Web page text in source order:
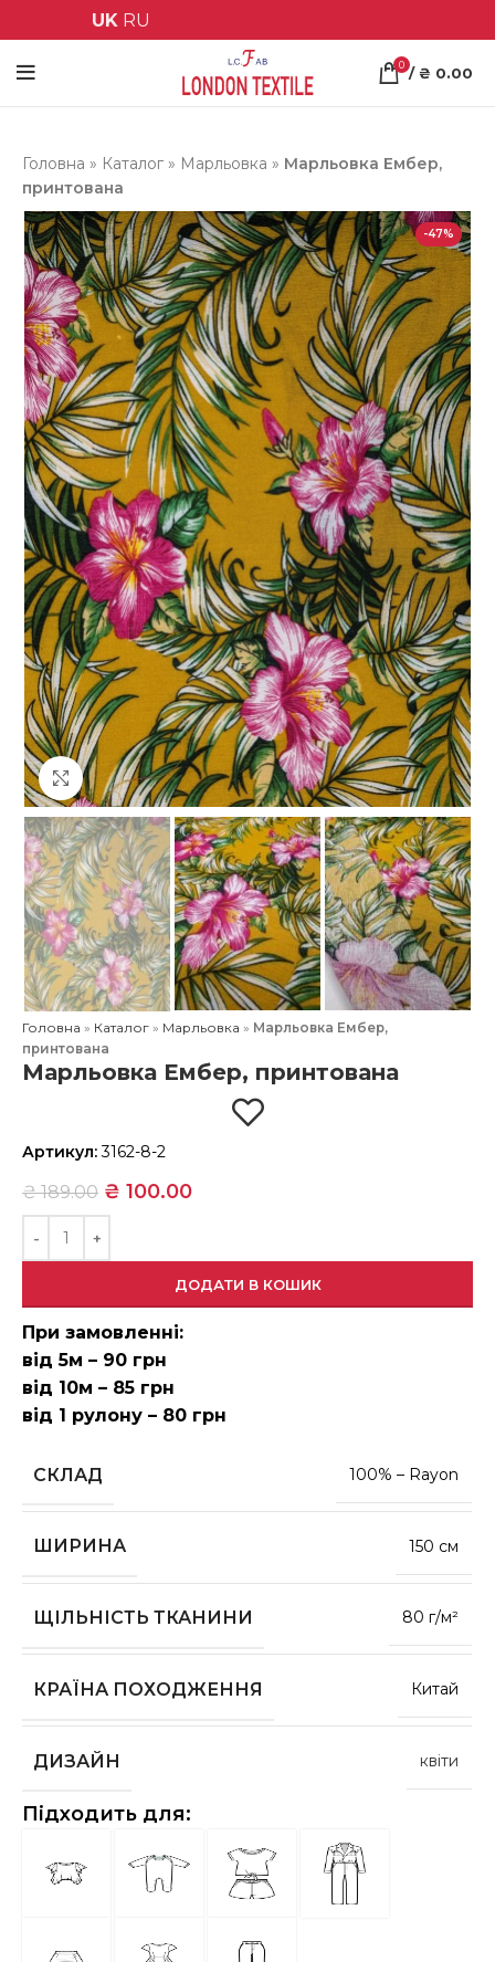
UK RU
0 / ₴ 0.00
Головна » Каталог » Марльовка » Марльовка Ембер,
принтована
-47%
Клацніть, щоб збільшити
Головна » Каталог » Марльовка » Марльовка Ембер,
принтована
Марльовка Ембер, принтована
Артикул:3162-8-2
₴189.00 ₴ 100.00
ДОДАТИ В КОШИК
При замовленні:
від 5м – 90 грн
від 10м – 85 грн
від 1 рулону – 80 грн
СКЛАД 100% – Rayon
ШИРИНА 150 см
ЩІЛЬНІСТЬ ТКАНИНИ 80 г/м²
КРАЇНА ПОХОДЖЕННЯ Китай
ДИЗАЙН квіти
Підходить для: